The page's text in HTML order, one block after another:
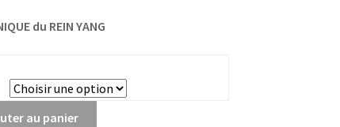
du REIN YANG
au panier